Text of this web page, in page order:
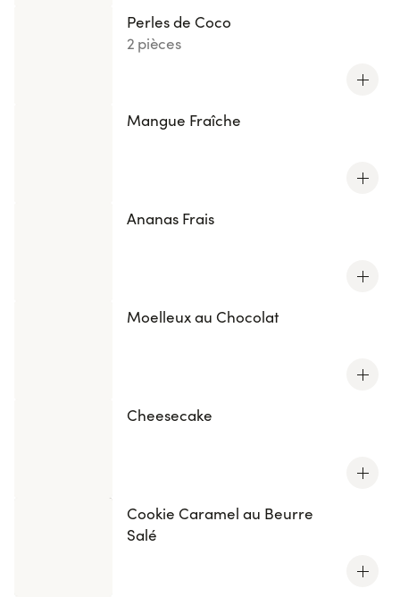
Perles de Coco
2 pièces
Mangue Fraîche
Ananas Frais
Moelleux au Chocolat
Cheesecake
Cookie Caramel au Beurre
Salé